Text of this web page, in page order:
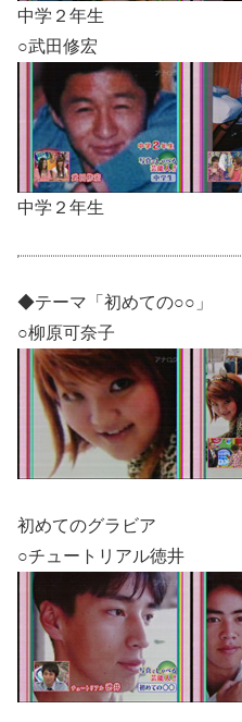
中学２年生
○武田修宏
中学２年生
◆テーマ「初めての○○」
○柳原可奈子
初めてのグラビア
○チュートリアル徳井